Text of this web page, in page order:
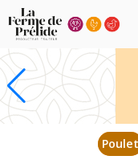
Poulet